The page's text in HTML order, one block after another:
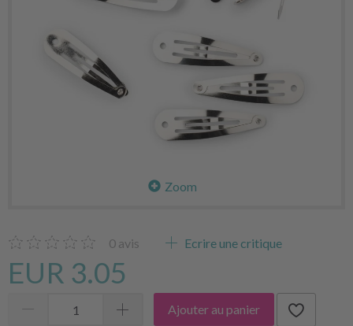
Zoom
0 avis Ecrire une critique
EUR 3.05
Ajouter au panier